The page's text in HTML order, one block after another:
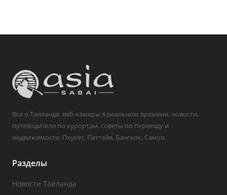
Все о Таиланде: веб-камеры в реальном времени, новости,
путеводители по курортам, советы по переезду и
недвижимости. Пхукет, Паттайя, Бангкок, Самуи.
Разделы
Новости Таиланда